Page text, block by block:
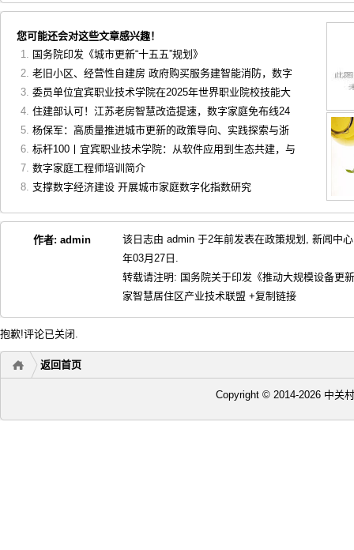
您可能还会对这些文章感兴趣！
国务院印发《城市更新“十五五”规划》
老旧小区、经营性自建房 政府购买服务建智能消防，数字
委员单位宜宾职业技术学院在2025年世界职业院校技能大
住建部认可！江苏老房智慧改造提速，数字家庭免布线24
杨保军：高质量推进城市更新的政策导向、实践探索与浙
标杆100丨宜宾职业技术学院：从软件应用到生态共建，与
数字家庭工程师培训简介
支撑数字经济建设 开展城市家庭数字化指数研究
作者: admin 该日志由 admin 于2年前发表在政策规划 , 新闻中心
年03月27日.
转载请注明: 国务院关于印发《推动大规模设备更
家智慧居住区产业技术联盟 +复制链接
抱歉!评论已关闭.
返回首页
Copyright © 2014-2026 中关